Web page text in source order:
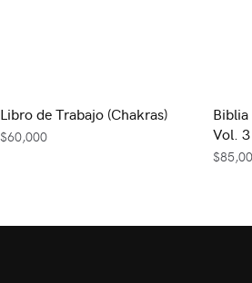
Libro de Trabajo (Chakras)
$60,000
Biblia
Vol. 3
$